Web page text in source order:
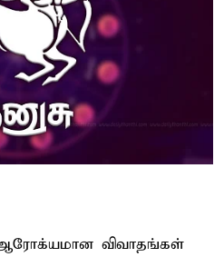
விவாதங்கள்